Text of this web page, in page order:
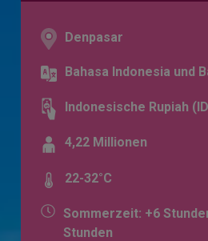
Denpasar
Bahasa Indonesia und
Indonesische Rupiah
4,22 Millionen
22-32°C
Sommerzeit: +6
Stunden